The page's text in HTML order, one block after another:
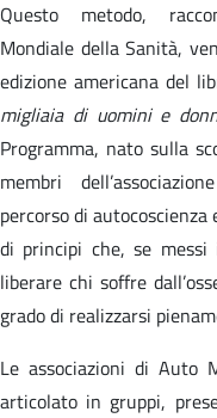
Questo metodo,
Mondiale della Sanità,
edizione americana del
migliaia di uomini e
Programma, nato sulla
membri
percorso di
di principi che, se
liberare chi soffre
grado di realizzarsi
Le associazioni di Auto
articolato in gruppi,